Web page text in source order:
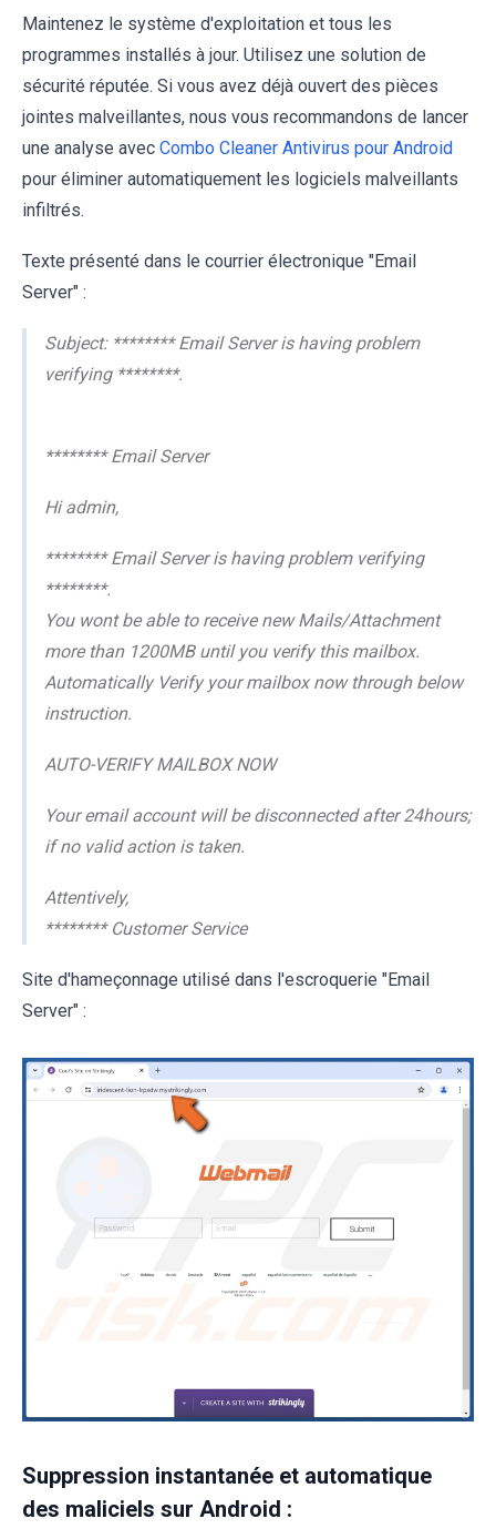
Maintenez le système d'exploitation et tous les
programmes installés à jour. Utilisez une solution de
sécurité réputée. Si vous avez déjà ouvert des pièces
jointes malveillantes, nous vous recommandons de lancer
une analyse avec Combo Cleaner Antivirus pour Android
pour éliminer automatiquement les logiciels malveillants
infiltrés.
Texte présenté dans le courrier électronique "Email
Server" :
Subject: ******** Email Server is having problem
verifying ********.
******** Email Server
Hi admin,
******** Email Server is having problem verifying
********.
You wont be able to receive new Mails/Attachment
more than 1200MB until you verify this mailbox.
Automatically Verify your mailbox now through below
instruction.
AUTO-VERIFY MAILBOX NOW
Your email account will be disconnected after 24hours;
if no valid action is taken.
Attentively,
******** Customer Service
Site d'hameçonnage utilisé dans l'escroquerie "Email
Server" :
Suppression instantanée et automatique
des maliciels sur Android :